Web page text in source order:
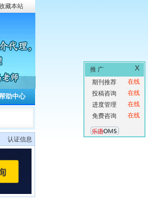
藏本站
助中心
认证信息
X
推 广
在线
期刊推荐
在线
投稿咨询
在线
进度管理
在线
免费咨询